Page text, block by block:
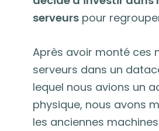
serveurspour
Après avoir monté ces
serveurs dans un
lequel nous avions un
physique, nous avons
les anciennes